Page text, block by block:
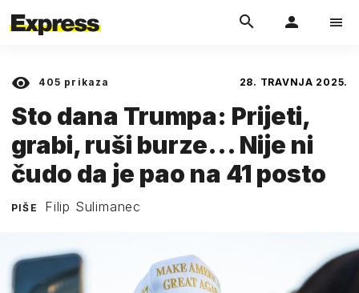
405 prikaza 28. TRAVNJA 2025.
Sto dana Trumpa: Prijeti,
grabi, ruši burze... Nije ni
čudo da je pao na 41 posto
PIŠE Filip Sulimanec